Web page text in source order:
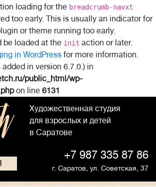
loading for the breadcrumb-navxt
too early. This is usually an indicator for
or theme running too early.
be loaded at the init action or later.
in WordPress for more information.
in version 6.7.0.) in
public_html/wp-
on line 6131
Художественная студия
для взрослых и детей
в Саратове
+7 987 335 87 86
г. Саратов, ул. Советская, 37